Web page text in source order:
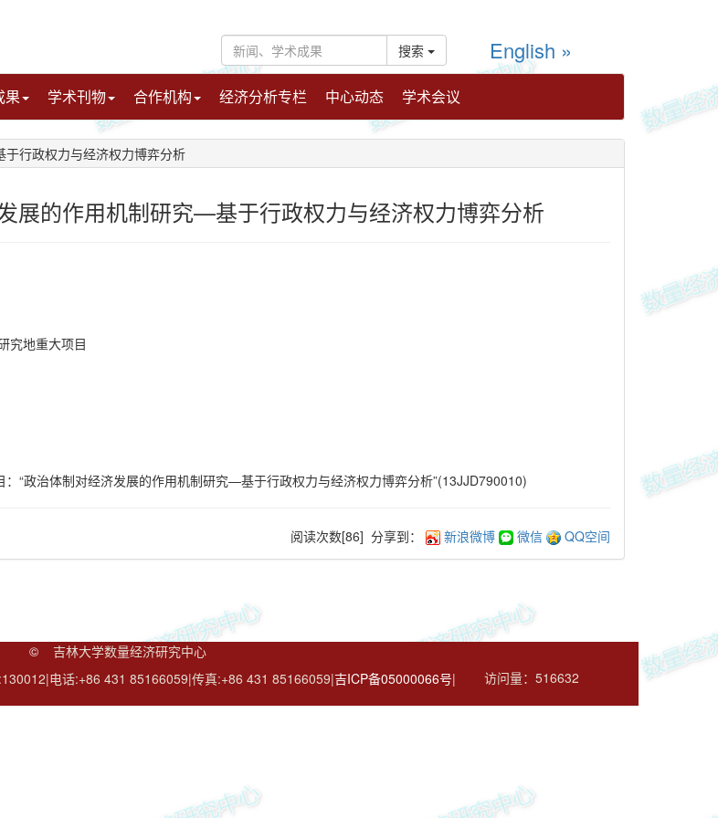
搜索 English »
果 学术刊物 合作机构 经济分析专栏 中心动态 学术会议
行政权力与经济权力博弈分析
展的作用机制研究—基于行政权力与经济权力博弈分析
究地重大项目
“政治体制对经济发展的作用机制研究—基于行政权力与经济权力博弈分析”(13JJD790010)
阅读次数[86] 分享到： 新浪微博 微信 QQ空间
©
吉林大学数量经济研究中心
电话:+86 431 85166059|传真:+86 431 85166059|吉ICP备05000066号| 访问量： 516632